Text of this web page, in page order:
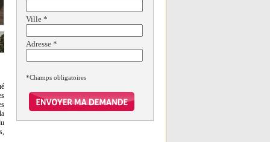
Ville *
Adresse *
*Champs obligatoires